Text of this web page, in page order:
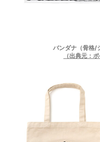
バンダナ（骨格
（出典元：